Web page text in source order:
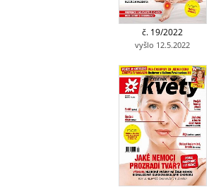
č. 19/2022
vyšlo 12.5.2022